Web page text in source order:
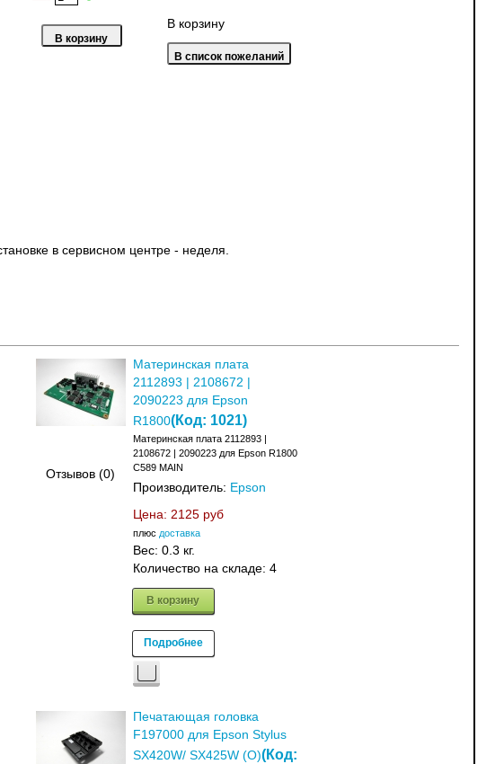
В корзину
в сервисном центре - неделя.
Отзывов (0)
Материнская плата
2112893 | 2108672 |
2090223 для Epson
R1800(Код: 1021)
Материнская плата 2112893 |
2108672 | 2090223 для Epson R1800
C589 MAIN
Производитель: Epson
Цена: 2125 руб
плюс доставка
Вес: 0.3 кг.
Количество на складе: 4
В корзину
Подробнее
Печатающая головка
F197000 для Epson Stylus
SX420W/ SX425W (О)(Код: